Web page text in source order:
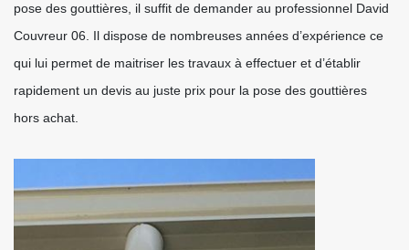
pose des gouttières, il suffit de demander au professionnel David
Couvreur 06. Il dispose de nombreuses années d’expérience ce
qui lui permet de maitriser les travaux à effectuer et d’établir
rapidement un devis au juste prix pour la pose des gouttières
hors achat.